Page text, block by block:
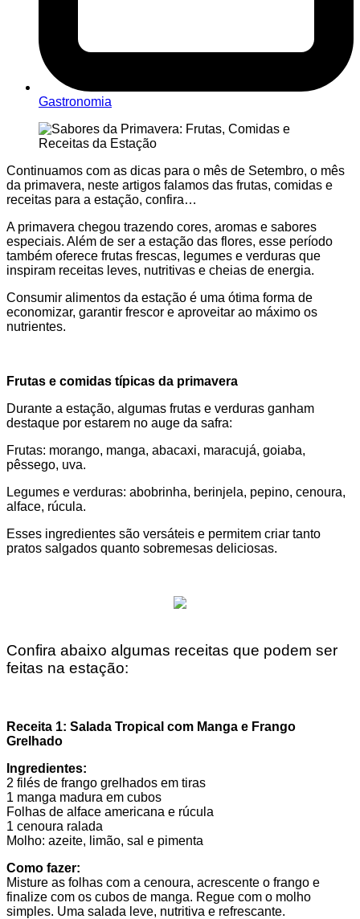
Gastronomia
Continuamos com as dicas para o mês de Setembro, o mês
da primavera, neste artigos falamos das frutas, comidas e
receitas para a estação, confira…
A primavera chegou trazendo cores, aromas e sabores
especiais. Além de ser a estação das flores, esse período
também oferece frutas frescas, legumes e verduras que
inspiram receitas leves, nutritivas e cheias de energia.
Consumir alimentos da estação é uma ótima forma de
economizar, garantir frescor e aproveitar ao máximo os
nutrientes.
Frutas e comidas típicas da primavera
Durante a estação, algumas frutas e verduras ganham
destaque por estarem no auge da safra:
Frutas: morango, manga, abacaxi, maracujá, goiaba,
pêssego, uva.
Legumes e verduras: abobrinha, berinjela, pepino, cenoura,
alface, rúcula.
Esses ingredientes são versáteis e permitem criar tanto
pratos salgados quanto sobremesas deliciosas.
Confira abaixo algumas receitas que podem ser
feitas na estação:
Receita 1: Salada Tropical com Manga e Frango
Grelhado
Ingredientes:
2 filés de frango grelhados em tiras
1 manga madura em cubos
Folhas de alface americana e rúcula
1 cenoura ralada
Molho: azeite, limão, sal e pimenta
Como fazer:
Misture as folhas com a cenoura, acrescente o frango e
finalize com os cubos de manga. Regue com o molho
simples. Uma salada leve, nutritiva e refrescante.